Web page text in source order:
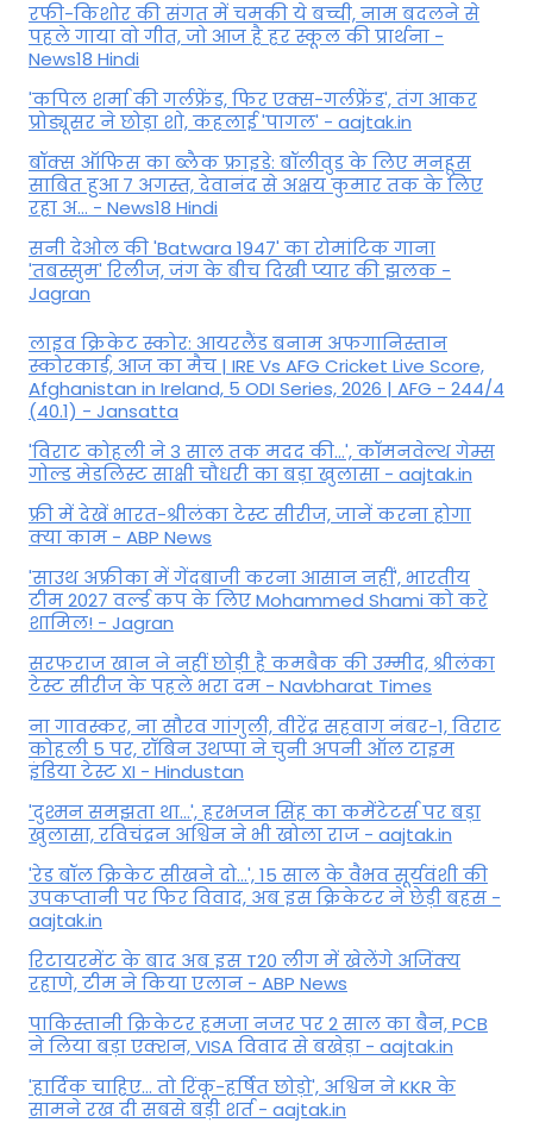
रफी-किशोर की संगत में चमकी ये बच्ची, नाम बदलने से
पहले गाया वो गीत, जो आज है हर स्कूल की प्रार्थना -
News18 Hindi
'कपिल शर्मा की गर्लफ्रेंड, फिर एक्स-गर्लफ्रेंड', तंग आकर
प्रोड्यूसर ने छोड़ा शो, कहलाई 'पागल' - aajtak.in
बॉक्स ऑफिस का ब्लैक फ्राइडे: बॉलीवुड के लिए मनहूस
साबित हुआ 7 अगस्त, देवानंद से अक्षय कुमार तक के लिए
रहा अ... - News18 Hindi
सनी देओल की 'Batwara 1947' का रोमांटिक गाना
'तबस्सुम' रिलीज, जंग के बीच दिखी प्यार की झलक -
Jagran
लाइव क्रिकेट स्कोर: आयरलैंड बनाम अफगानिस्तान
स्कोरकार्ड, आज का मैच | IRE Vs AFG Cricket Live Score,
Afghanistan in Ireland, 5 ODI Series, 2026 | AFG - 244/4
(40.1) - Jansatta
'विराट कोहली ने 3 साल तक मदद की...', कॉमनवेल्थ गेम्स
गोल्ड मेडलिस्ट साक्षी चौधरी का बड़ा खुलासा - aajtak.in
फ्री में देखें भारत-श्रीलंका टेस्ट सीरीज, जानें करना होगा
क्या काम - ABP News
'साउथ अफ्रीका में गेंदबाजी करना आसान नहीं', भारतीय
टीम 2027 वर्ल्‍ड कप के लिए Mohammed Shami को करे
शामिल! - Jagran
सरफराज खान ने नहीं छोड़ी है कमबैक की उम्मीद, श्रीलंका
टेस्ट सीरीज के पहले भरा दम - Navbharat Times
ना गावस्कर, ना सौरव गांगुली, वीरेंद्र सहवाग नंबर-1, विराट
कोहली 5 पर, रॉबिन उथप्पा ने चुनी अपनी ऑल टाइम
इंडिया टेस्ट XI - Hindustan
'दुश्मन समझता था...', हरभजन सिंह का कमेंटेटर्स पर बड़ा
खुलासा, रव‍िचंद्रन अश्विन ने भी खोला राज - aajtak.in
'रेड बॉल क्रिकेट सीखने दो...', 15 साल के वैभव सूर्यवंशी की
उपकप्तानी पर फ‍िर व‍िवाद, अब इस क्रिकेटर ने छेड़ी बहस -
aajtak.in
रिटायरमेंट के बाद अब इस T20 लीग में खेलेंगे अजिंक्य
रहाणे, टीम ने किया एलान - ABP News
पाकिस्तानी क्रिकेटर हमजा नजर पर 2 साल का बैन, PCB
ने ल‍िया बड़ा एक्शन, VISA व‍िवाद से बखेड़ा - aajtak.in
'हार्दिक चाहिए... तो रिंकू-हर्षित छोड़ो', अश्विन ने KKR के
सामने रख दी सबसे बड़ी शर्त - aajtak.in